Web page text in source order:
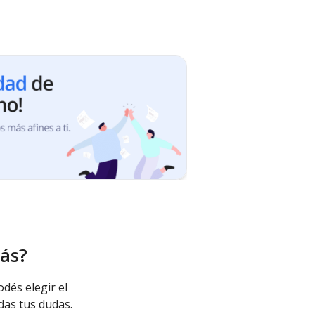
elegir el
tus dudas.